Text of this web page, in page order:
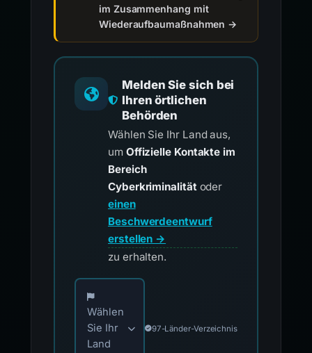
im Zusammenhang mit
Wiederaufbaumaßnahmen →
Melden Sie sich bei
Ihren örtlichen
Behörden
Wählen Sie Ihr Land aus,
um Offizielle Kontakte im
Bereich
Cyberkriminalitätoder
einen
Beschwerdeentwurf
erstellen →
zu erhalten.
Wählen Sie Ihr Land für offizielle
Wählen
Sie Ihr
Land
97-Länder-Verzeichnis